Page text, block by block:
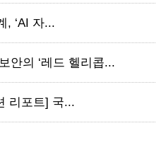
, ‘AI 자...
안의 ‘레드 헬리콥...
리포트] 국...